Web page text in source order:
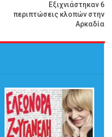
Εξιχνιάστηκαν 6
περιπτώσεις κλοπών στην
Αρκαδία